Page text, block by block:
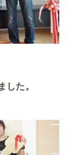
した。